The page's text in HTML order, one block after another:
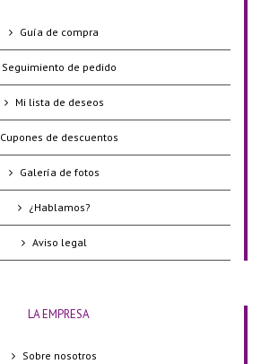
Guía de compra
Seguimiento de pedido
Mi lista de deseos
Cupones de descuentos
Galería de fotos
¿Hablamos?
Aviso legal
LA EMPRESA
Sobre nosotros